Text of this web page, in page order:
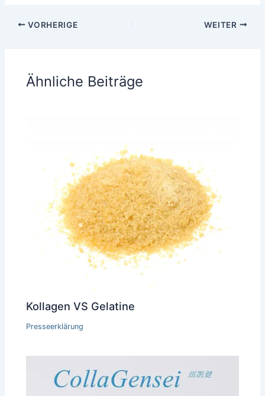
VORHERIGE WEITER
Ähnliche Beiträge
Kollagen VS Gelatine
Presseerklärung